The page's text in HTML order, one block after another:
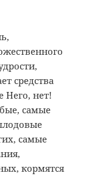
средства
Него, нет!
самые
самые
кормятся